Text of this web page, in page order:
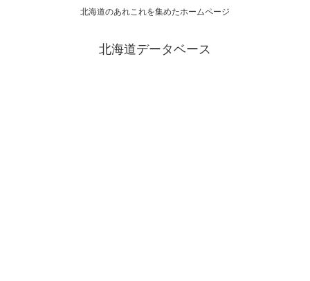
北海道のあれこれを集めたホームページ
北海道データベース